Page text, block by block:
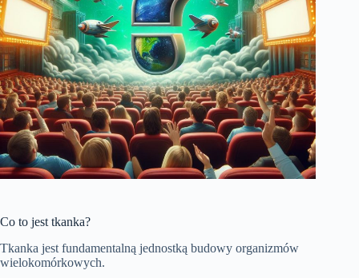
Co to jest tkanka?
Tkanka jest fundamentalną jednostką budowy organizmów
wielokomórkowych.